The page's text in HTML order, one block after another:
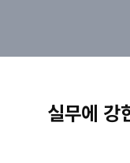
실무에 강